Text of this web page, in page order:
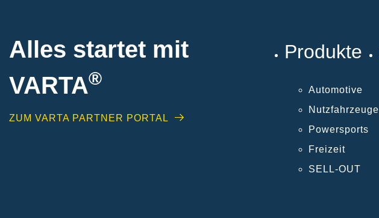
Alles startet mit
VARTA®
ZUM VARTA PARTNER PORTAL
Produkte
Automotive
Nutzfahrzeuge
Powersports
Freizeit
SELL-OUT